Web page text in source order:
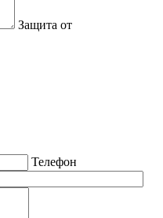
Защита от
Телефон